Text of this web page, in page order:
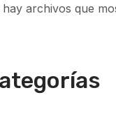
hay archivos que